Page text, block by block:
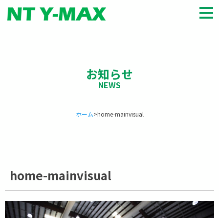
お知らせ
ホーム>home-mainvisual
home-mainvisual